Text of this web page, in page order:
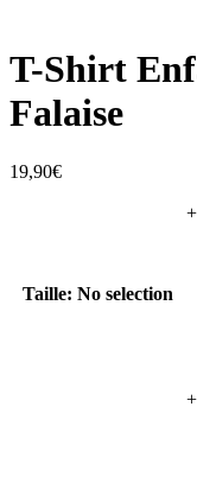
T-Shirt
Falaise
19,90€
Taille: No selection